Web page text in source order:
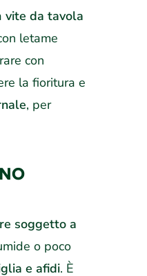
vite da tavola
letame
con
la fioritura e
, per
soggetto a
o poco
e afidi. È